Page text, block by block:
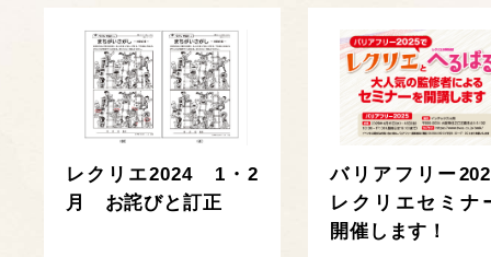
レクリエ2024 1・2
月 お詫びと訂正
バリアフリー
レクリエセミナ
開催します！